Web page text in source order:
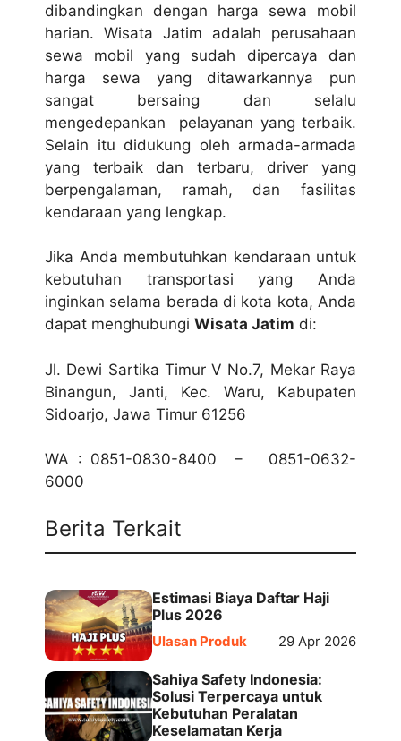
dibandingkan dengan harga sewa mobil
harian. Wisata Jatim adalah perusahaan
sewa mobil yang sudah dipercaya dan
harga sewa yang ditawarkannya pun
sangat bersaing dan selalu
mengedepankan pelayanan yang terbaik.
Selain itu didukung oleh armada-armada
yang terbaik dan terbaru, driver yang
berpengalaman, ramah, dan fasilitas
kendaraan yang lengkap.
Jika Anda membutuhkan kendaraan untuk
kebutuhan transportasi yang Anda
inginkan selama berada di kota kota, Anda
dapat menghubungi Wisata Jatim di:
Jl. Dewi Sartika Timur V No.7, Mekar Raya
Binangun, Janti, Kec. Waru, Kabupaten
Sidoarjo, Jawa Timur 61256
WA : 0851-0830-8400 – 0851-0632-
6000
Berita Terkait
Estimasi Biaya Daftar Haji
Plus 2026
Ulasan Produk 29 Apr 2026
Sahiya Safety Indonesia:
Solusi Terpercaya untuk
Kebutuhan Peralatan
Keselamatan Kerja